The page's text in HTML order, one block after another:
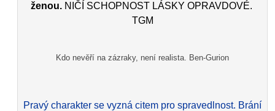
ženou. NIČÍ SCHOPNOST LÁSKY OPRAVDOVÉ.
TGM
Kdo nevěří na zázraky, není realista. Ben-Gurion
Pravý charakter se vyzná citem pro spravedlnost. Brání